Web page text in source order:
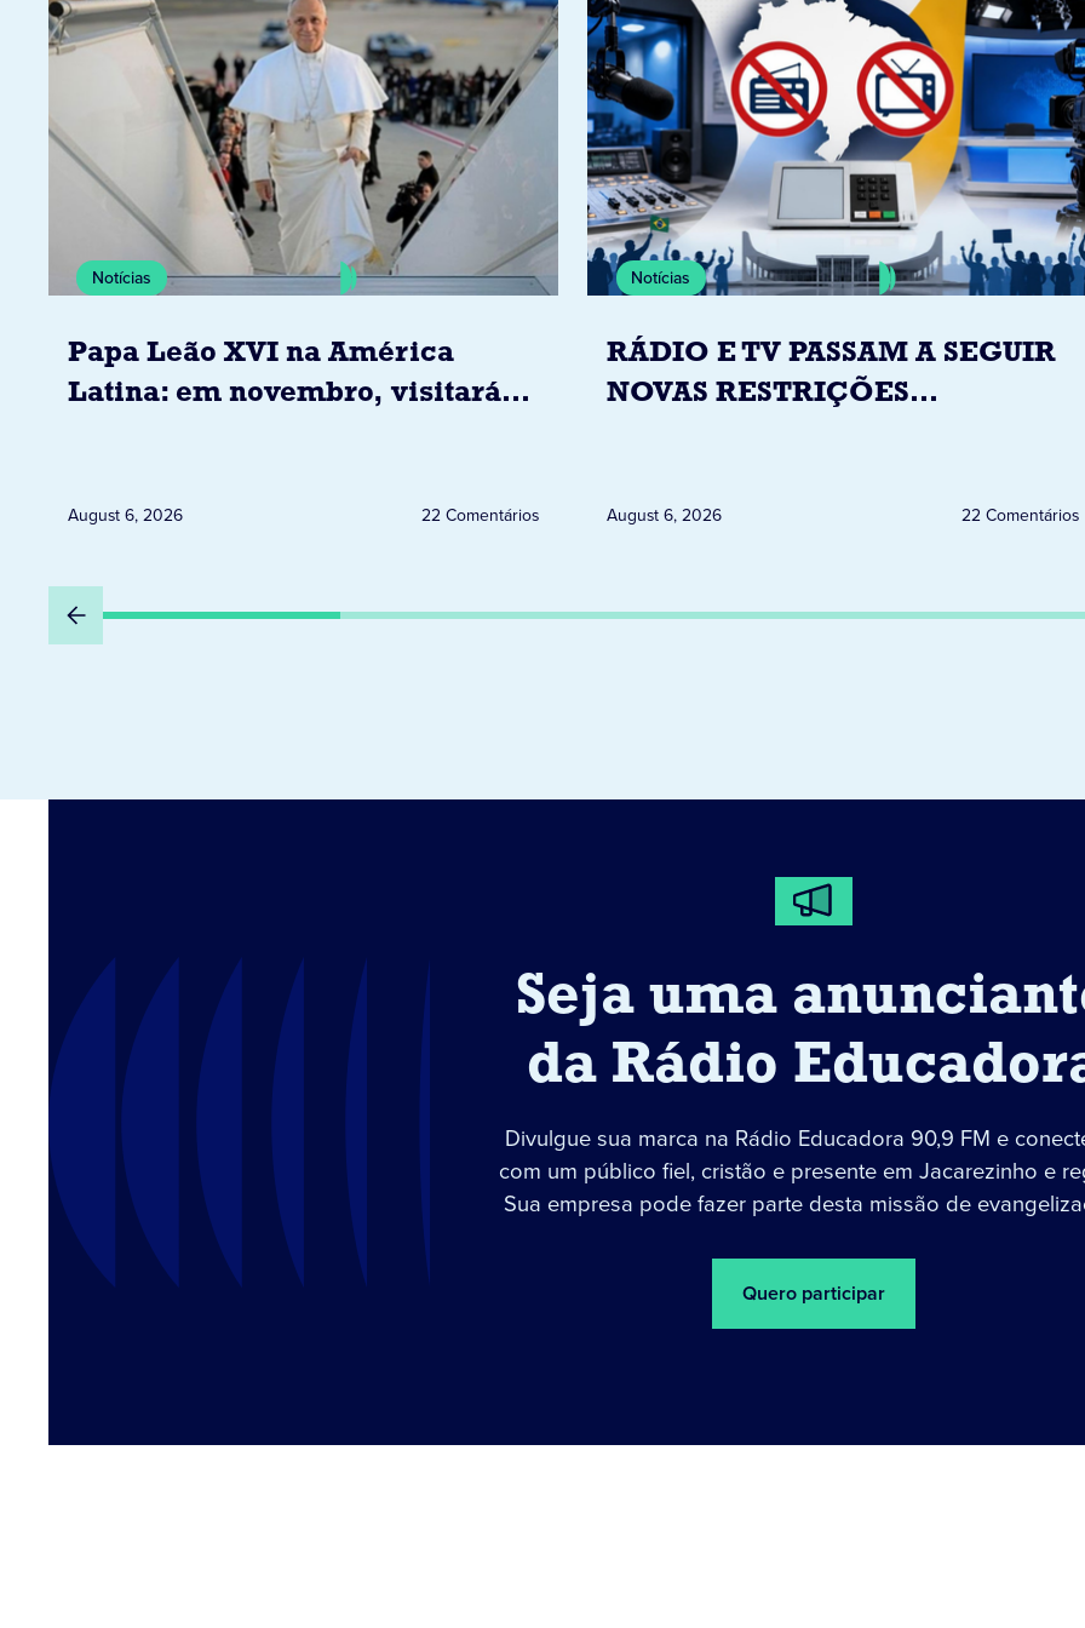
Notícias
Papa Leão XVI na América
Latina: em novembro, visitará
August 6, 2026 22 Comentários
Notícias
RÁDIO E TV PASSAM A SEGUIR
NOVAS RESTRIÇÕES
August 6, 2026 22 Comentários
Seja uma
da Rádio
Divulgue sua marca na Rádio Educadora 90,9 FM e
com um público fiel, cristão e presente em Jacarezinho e
Sua empresa pode fazer parte desta missão de
Quero participar